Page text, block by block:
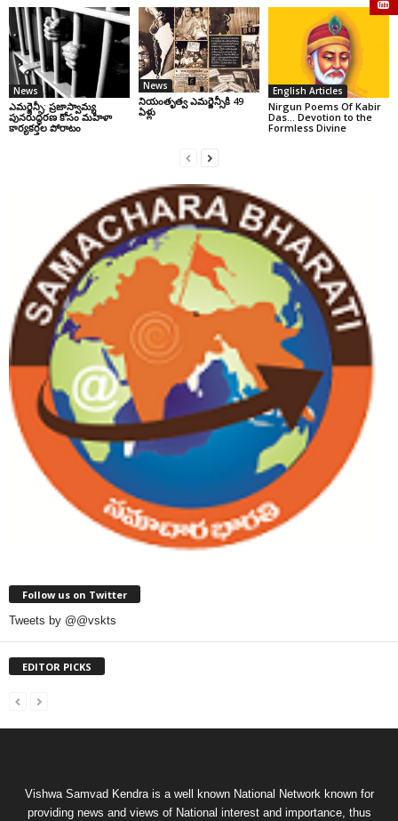
News
ఎమర్జెన్సీ: ప్రజాస్వామ్య
పునరుద్ధరణ కోసం మహిళా
కార్యకర్తల పోరాటం
News
నియంతృత్వ ఎమర్జెన్సీకి 49
ఏళ్లు
English Articles
Nirgun Poems Of Kabir
Das… Devotion to the
Formless Divine
Follow us on Twitter
Tweets by @@vskts
EDITOR PICKS
Vishwa Samvad Kendra is a well known National Network known for
providing news and views of National interest and importance, thus